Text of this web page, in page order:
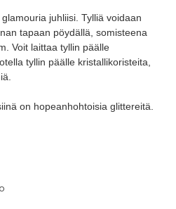
juhliisi. Tylliä voidaan
tapaan pöydällä, somisteena
Voit laittaa tyllin päälle
tyllin päälle kristallikoristeita,
on hopeanhohtoisia glittereitä.